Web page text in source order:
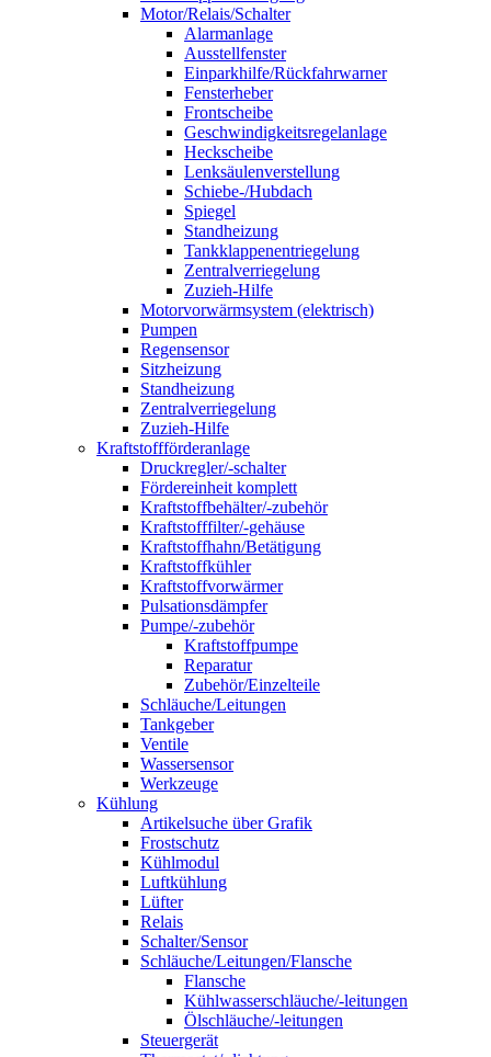
Motor/Relais/Schalter
Alarmanlage
Ausstellfenster
Einparkhilfe/Rückfahrwarner
Fensterheber
Frontscheibe
Geschwindigkeitsregelanlage
Heckscheibe
Lenksäulenverstellung
Schiebe-/Hubdach
Spiegel
Standheizung
Tankklappenentriegelung
Zentralverriegelung
Zuzieh-Hilfe
Motorvorwärmsystem (elektrisch)
Pumpen
Regensensor
Sitzheizung
Standheizung
Zentralverriegelung
Zuzieh-Hilfe
Kraftstoffförderanlage
Druckregler/-schalter
Fördereinheit komplett
Kraftstoffbehälter/-zubehör
Kraftstofffilter/-gehäuse
Kraftstoffhahn/Betätigung
Kraftstoffkühler
Kraftstoffvorwärmer
Pulsationsdämpfer
Pumpe/-zubehör
Kraftstoffpumpe
Reparatur
Zubehör/Einzelteile
Schläuche/Leitungen
Tankgeber
Ventile
Wassersensor
Werkzeuge
Kühlung
Artikelsuche über Grafik
Frostschutz
Kühlmodul
Luftkühlung
Lüfter
Relais
Schalter/Sensor
Schläuche/Leitungen/Flansche
Flansche
Kühlwasserschläuche/-leitungen
Ölschläuche/-leitungen
Steuergerät